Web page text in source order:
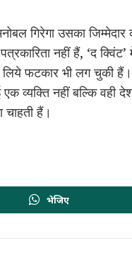
गिरेगा उसका जिम्मेदार
नहीं हैं, ‘द क्विंट’
लिये फटकार भी लग चुकी
व्यक्ति नहीं बल्कि वही
चाहती हैं।
भेजिए